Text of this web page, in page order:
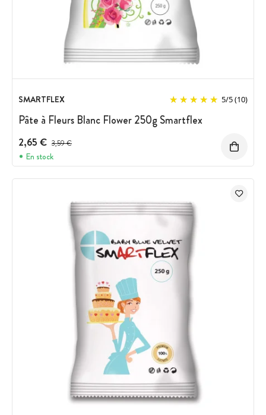
SMARTFLEX 5/5(10)
Pâte à Fleurs Blanc Flower 250g Smartflex
2,65 € Prix avant réduction :
3,59 €
En stock